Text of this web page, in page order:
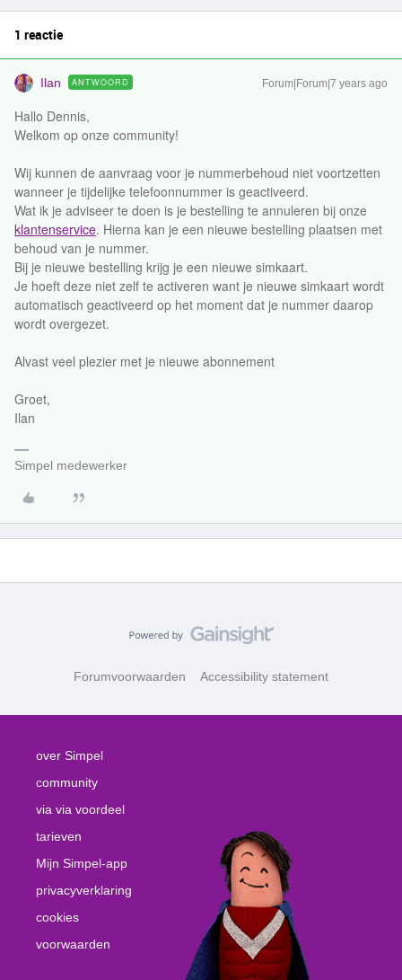
1 reactie
Ilan ANTWOORD Forum|Forum|7 years ago
Hallo Dennis,
Welkom op onze community!
Wij kunnen de aanvraag voor je nummerbehoud niet voortzetten
wanneer je tijdelijke telefoonnummer is geactiveerd.
Wat ik je adviseer te doen is je bestelling te annuleren bij onze
klantenservice. Hierna kan je een nieuwe bestelling plaatsen met
behoud van je nummer.
Bij je nieuwe bestelling krijg je een nieuwe simkaart.
Je hoeft deze niet zelf te activeren want je nieuwe simkaart wordt
automatisch geactiveerd op het moment dat je nummer daarop
wordt overgezet.
Alvast veel plezier met je nieuwe abonnement
Groet,
Ilan
Simpel medewerker
Forumvoorwaarden Accessibility statement
over Simpel
community
via via voordeel
tarieven
Mijn Simpel-app
privacyverklaring
cookies
voorwaarden